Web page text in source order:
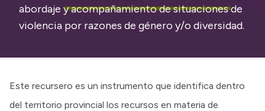
Boletín Oficial
Compras y licitaciones
abordaje y acompañamiento de situaciones de
violencia por razones de género y/o diversidad.
Este recursero es un instrumento que identifica dentro
del territorio provincial los recursos en materia de